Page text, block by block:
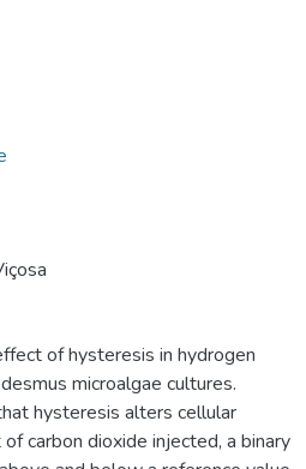
of hysteresis in hydrogen
microalgae cultures.
hysteresis alters cellular
carbon dioxide injected, a binary